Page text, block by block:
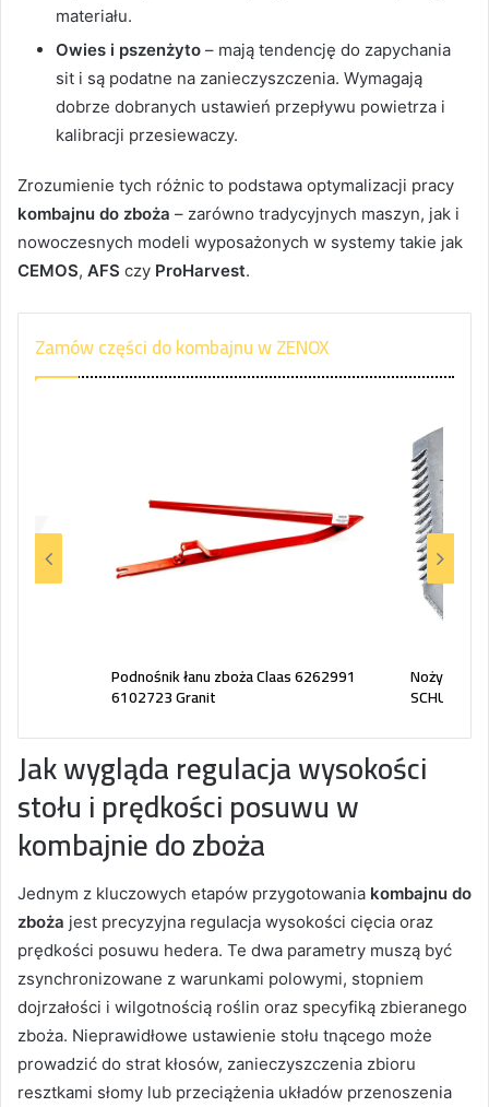
materiału.
Owies i pszenżyto – mają tendencję do zapychania
sit i są podatne na zanieczyszczenia. Wymagają
dobrze dobranych ustawień przepływu powietrza i
kalibracji przesiewaczy.
Zrozumienie tych różnic to podstawa optymalizacji pracy
kombajnu do zboża – zarówno tradycyjnych maszyn, jak i
nowoczesnych modeli wyposażonych w systemy takie jak
CEMOS, AFS czy ProHarvest.
Zamów części do kombajnu w ZENOX
Podnośnik łanu zboża Claas 6262991
6102723 Granit
Nożyk
Jak wygląda regulacja wysokości
stołu i prędkości posuwu w
kombajnie do zboża
Jednym z kluczowych etapów przygotowania kombajnu do
zboża jest precyzyjna regulacja wysokości cięcia oraz
prędkości posuwu hedera. Te dwa parametry muszą być
zsynchronizowane z warunkami polowymi, stopniem
dojrzałości i wilgotnością roślin oraz specyfiką zbieranego
zboża. Nieprawidłowe ustawienie stołu tnącego może
prowadzić do strat kłosów, zanieczyszczenia zbioru
resztkami słomy lub przeciążenia układów przenoszenia